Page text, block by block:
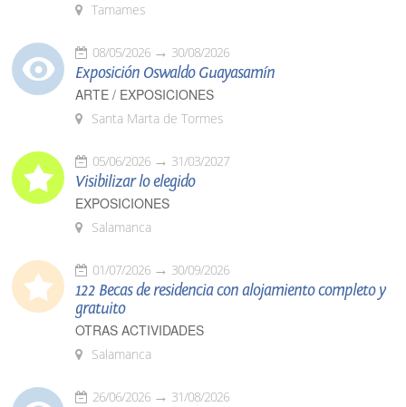
Tamames
08/05/2026 30/08/2026
Exposición Oswaldo Guayasamín
ARTE / EXPOSICIONES
Santa Marta de Tormes
05/06/2026 31/03/2027
Visibilizar lo elegido
EXPOSICIONES
Salamanca
01/07/2026 30/09/2026
122 Becas de residencia con alojamiento completo y
gratuito
OTRAS ACTIVIDADES
Salamanca
26/06/2026 31/08/2026